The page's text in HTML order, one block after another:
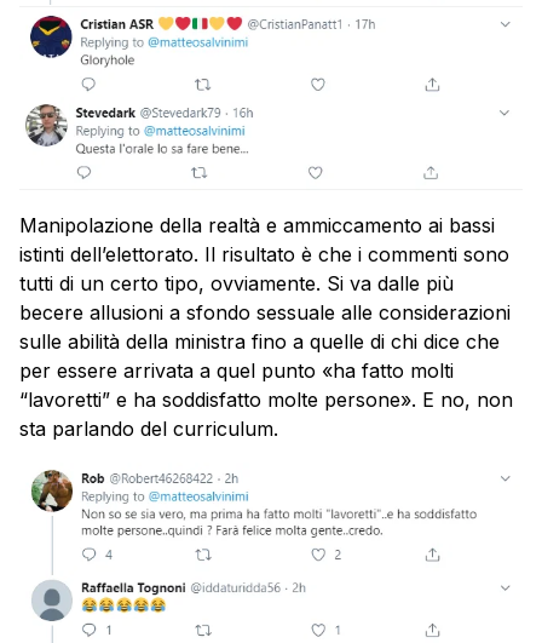
Manipolazione della realtà e ammiccamento ai bassi
istinti dell’elettorato. Il risultato è che i commenti sono
tutti di un certo tipo, ovviamente. Si va dalle più
becere allusioni a sfondo sessuale alle considerazioni
sulle abilità della ministra fino a quelle di chi dice che
per essere arrivata a quel punto «ha fatto molti
“lavoretti” e ha soddisfatto molte persone». E no, non
sta parlando del curriculum.